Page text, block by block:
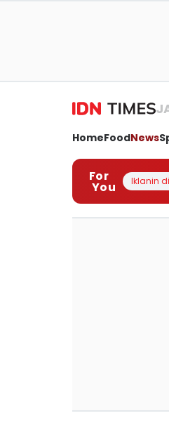
HomeFoodNews
For
You Iklanin di